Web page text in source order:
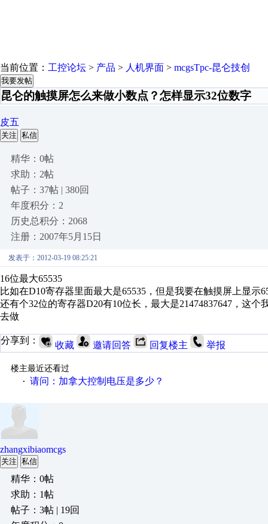
当前位置： 工控论坛 > 产品 > 人机界面 > mcgsTpc-昆仑技创
我要发帖
昆仑的触摸屏怎么来做小数点？怎样显示32位数字
皮五
关注 私信
精华：0帖
求助：2帖
帖子：37帖 | 380回
年度积分：2
历史总积分：2068
注册：2007年5月15日
发表于：2012-03-19 08:25:21
16位最大65535
比如在D10寄存器里面最大是65535，但是我要在触摸屏上显示
还有个32位的寄存器D20有10位长，最大是21474837647，这
去做
分享到： 收藏 邀请回答 回复楼主 举报
楼主最近还看过
· 请问：加拿大控制电压是多少？
zhangxibiaomcgs
关注 私信
精华：0帖
求助：1帖
帖子：3帖 | 19回